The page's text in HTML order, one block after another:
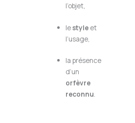
l’objet,
lestyle et
l’usage,
la présence
d’un
orfèvre
reconnu.